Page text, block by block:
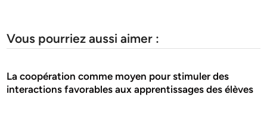
Vous pourriez aussi aimer :
La coopération comme moyen pour stimuler des
interactions favorables aux apprentissages des élèves